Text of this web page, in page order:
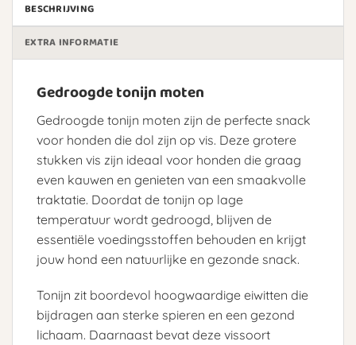
BESCHRIJVING
EXTRA INFORMATIE
Gedroogde tonijn moten
Gedroogde tonijn moten zijn de perfecte snack
voor honden die dol zijn op vis. Deze grotere
stukken vis zijn ideaal voor honden die graag
even kauwen en genieten van een smaakvolle
traktatie. Doordat de tonijn op lage
temperatuur wordt gedroogd, blijven de
essentiële voedingsstoffen behouden en krijgt
jouw hond een natuurlijke en gezonde snack.
Tonijn zit boordevol hoogwaardige eiwitten die
bijdragen aan sterke spieren en een gezond
lichaam. Daarnaast bevat deze vissoort